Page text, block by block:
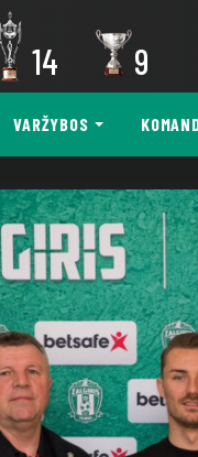
14 9
VARŽYBOS